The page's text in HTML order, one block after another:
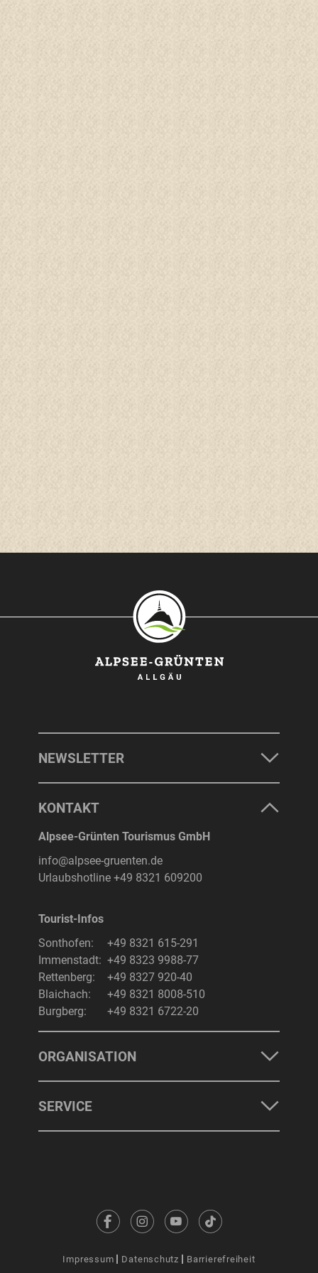
NEWSLETTER
KONTAKT
Alpsee-Grünten Tourismus GmbH
info@alpsee-gruenten.de
Urlaubshotline +49 8321 609200
Tourist-Infos
Sonthofen:
+49 8321 615-291
Immenstadt: +49 8323 9988-77
Rettenberg:
+49 8327 920-40
Blaichach:
+49 8321 8008-510
Burgberg:
+49 8321 6722-20
ORGANISATION
SERVICE
Impressum Datenschutz Barrierefreiheit